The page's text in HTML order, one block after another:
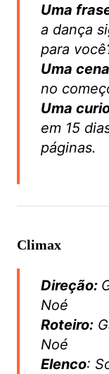
Uma
a dança
para
Uma cena
no
Uma
em 15
páginas.
Climax
Direção:
Noé
Roteiro:
Noé
Elenco: